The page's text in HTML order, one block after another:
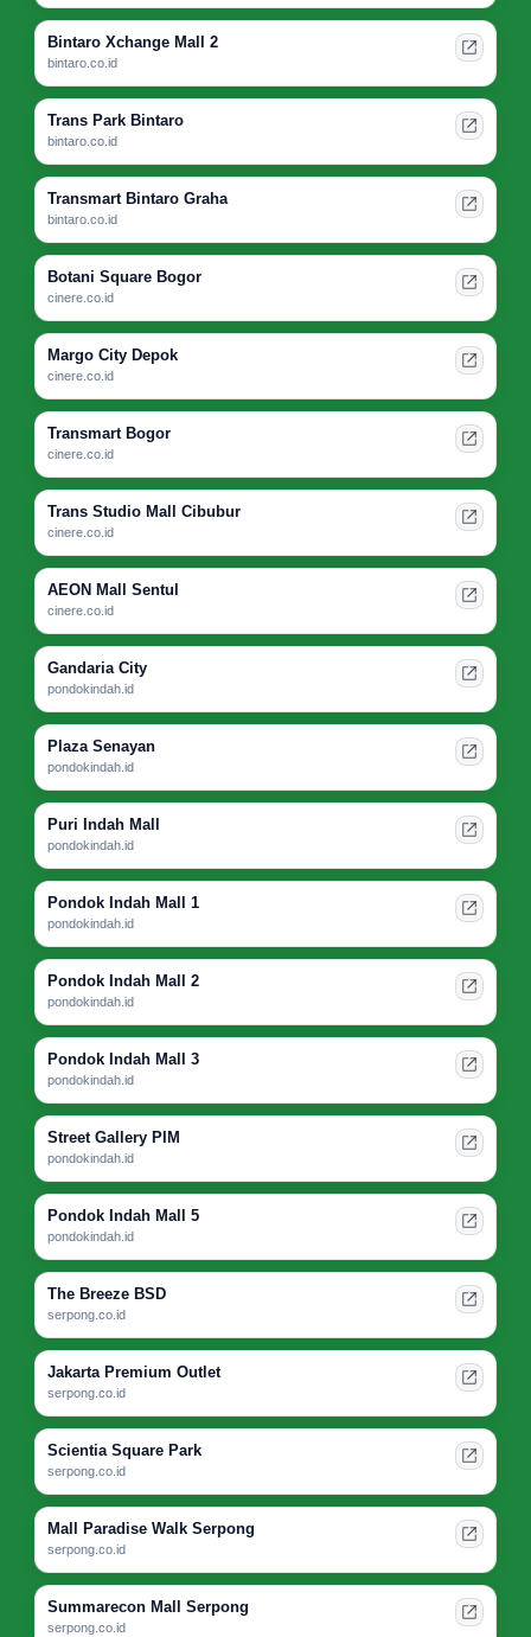
Bintaro Xchange Mall 2
bintaro.co.id
Trans Park Bintaro
bintaro.co.id
Transmart Bintaro Graha
bintaro.co.id
Botani Square Bogor
cinere.co.id
Margo City Depok
cinere.co.id
Transmart Bogor
cinere.co.id
Trans Studio Mall Cibubur
cinere.co.id
AEON Mall Sentul
cinere.co.id
Gandaria City
pondokindah.id
Plaza Senayan
pondokindah.id
Puri Indah Mall
pondokindah.id
Pondok Indah Mall 1
pondokindah.id
Pondok Indah Mall 2
pondokindah.id
Pondok Indah Mall 3
pondokindah.id
Street Gallery PIM
pondokindah.id
Pondok Indah Mall 5
pondokindah.id
The Breeze BSD
serpong.co.id
Jakarta Premium Outlet
serpong.co.id
Scientia Square Park
serpong.co.id
Mall Paradise Walk Serpong
serpong.co.id
Summarecon Mall Serpong
serpong.co.id